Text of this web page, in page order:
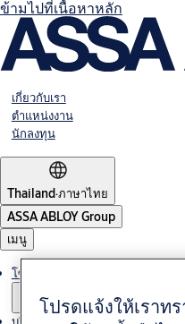
ข้ามไปที่เนื้อหาหลัก
เกี่ยวกับเรา
ตำแหน่งงาน
นักลงทุน
Thailand·ภาษาไทย
ASSA ABLOY Group
เมนู
โซลูชั่นต่างๆ
โปรดแจ้งให้เราท